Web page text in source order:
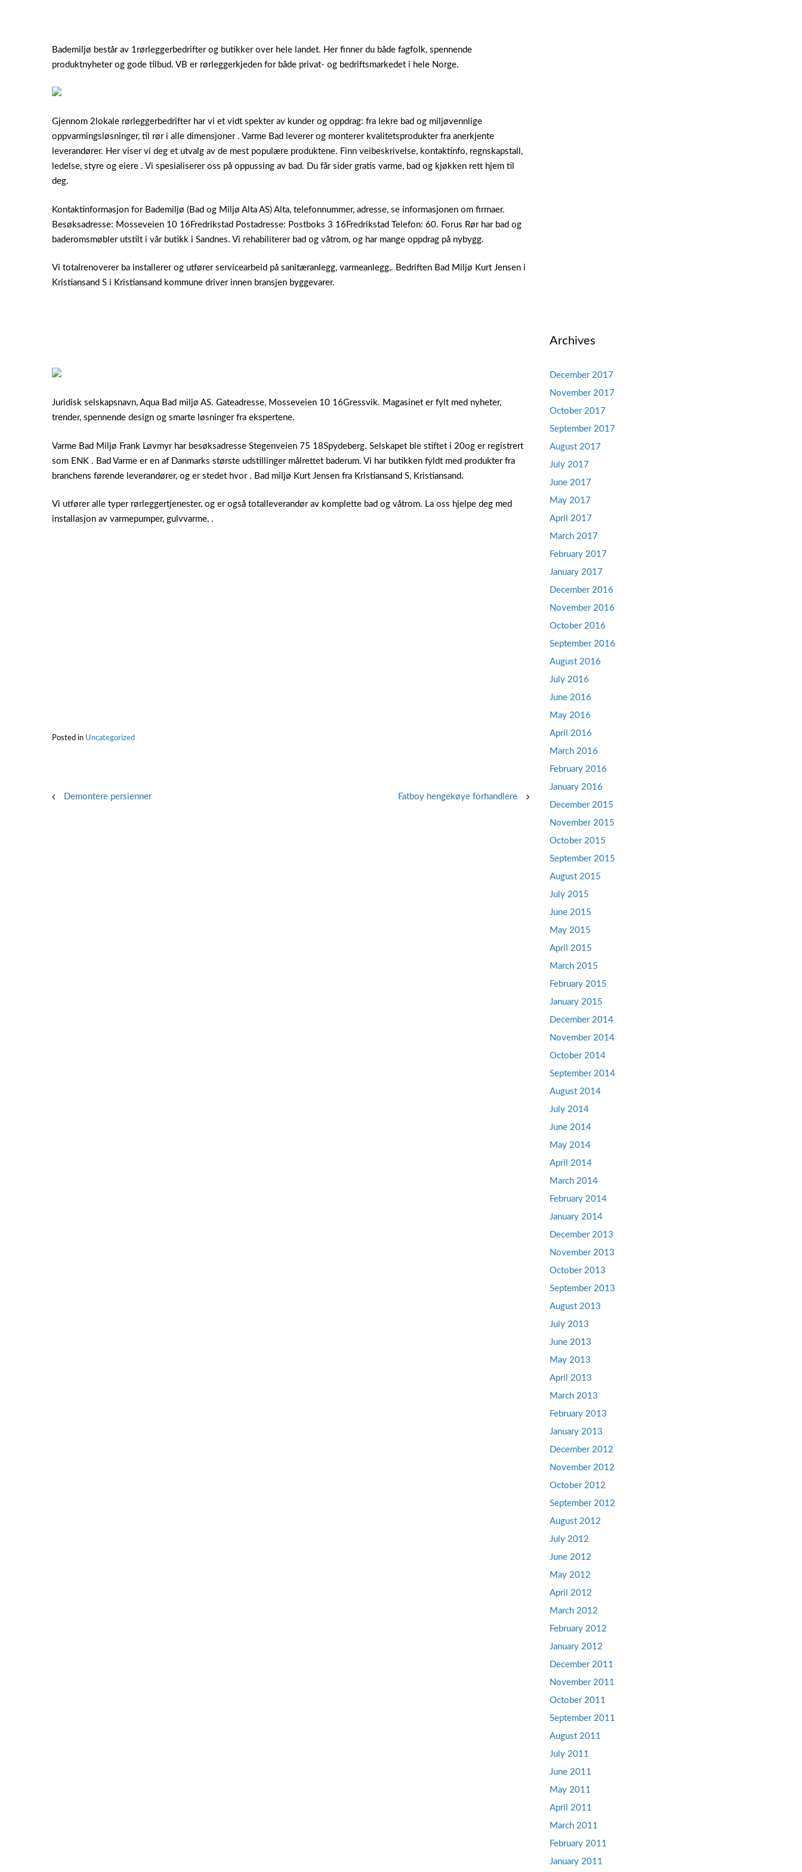
Bademiljø består av 1rørleggerbedrifter og butikker over hele landet. Her finner du både fagfolk, spennende
produktnyheter og gode tilbud. VB er rørleggerkjeden for både privat- og bedriftsmarkedet i hele Norge.
Gjennom 2lokale rørleggerbedrifter har vi et vidt spekter av kunder og oppdrag: fra lekre bad og miljøvennlige
oppvarmingsløsninger, til rør i alle dimensjoner . Varme Bad leverer og monterer kvalitetsprodukter fra anerkjente
leverandører. Her viser vi deg et utvalg av de mest populære produktene. Finn veibeskrivelse, kontaktinfo, regnskapstall,
ledelse, styre og eiere . Vi spesialiserer oss på oppussing av bad. Du får sider gratis varme, bad og kjøkken rett hjem til
deg.
Kontaktinformasjon for Bademiljø (Bad og Miljø Alta AS) Alta, telefonnummer, adresse, se informasjonen om firmaer.
Besøksadresse: Mosseveien 10 16Fredrikstad Postadresse: Postboks 3 16Fredrikstad Telefon: 60. Forus Rør har bad og
baderomsmøbler utstilt i vår butikk i Sandnes. Vi rehabiliterer bad og våtrom, og har mange oppdrag på nybygg.
Vi totalrenoverer ba installerer og utfører servicearbeid på sanitæranlegg, varmeanlegg,. Bedriften Bad Miljø Kurt Jensen i
Kristiansand S i Kristiansand kommune driver innen bransjen byggevarer.
Juridisk selskapsnavn, Aqua Bad miljø AS. Gateadresse, Mosseveien 10 16Gressvik. Magasinet er fylt med nyheter,
trender, spennende design og smarte løsninger fra ekspertene.
Varme Bad Miljø Frank Løvmyr har besøksadresse Stegenveien 75 18Spydeberg. Selskapet ble stiftet i 20og er registrert
som ENK . Bad Varme er en af Danmarks største udstillinger målrettet baderum. Vi har butikken fyldt med produkter fra
branchens førende leverandører, og er stedet hvor . Bad miljø Kurt Jensen fra Kristiansand S, Kristiansand.
Vi utfører alle typer rørleggertjenester, og er også totalleverandør av komplette bad og våtrom. La oss hjelpe deg med
installasjon av varmepumper, gulvvarme, .
Posted in Uncategorized
PostDemontere persienner Fatboy hengekøye forhandlere
Archives
December 2017
November 2017
October 2017
September 2017
August 2017
July 2017
June 2017
May 2017
April 2017
March 2017
February 2017
January 2017
December 2016
November 2016
October 2016
September 2016
August 2016
July 2016
June 2016
May 2016
April 2016
March 2016
February 2016
January 2016
December 2015
November 2015
October 2015
September 2015
August 2015
July 2015
June 2015
May 2015
April 2015
March 2015
February 2015
January 2015
December 2014
November 2014
October 2014
September 2014
August 2014
July 2014
June 2014
May 2014
April 2014
March 2014
February 2014
January 2014
December 2013
November 2013
October 2013
September 2013
August 2013
July 2013
June 2013
May 2013
April 2013
March 2013
February 2013
January 2013
December 2012
November 2012
October 2012
September 2012
August 2012
July 2012
June 2012
May 2012
April 2012
March 2012
February 2012
January 2012
December 2011
November 2011
October 2011
September 2011
August 2011
July 2011
June 2011
May 2011
April 2011
March 2011
February 2011
January 2011